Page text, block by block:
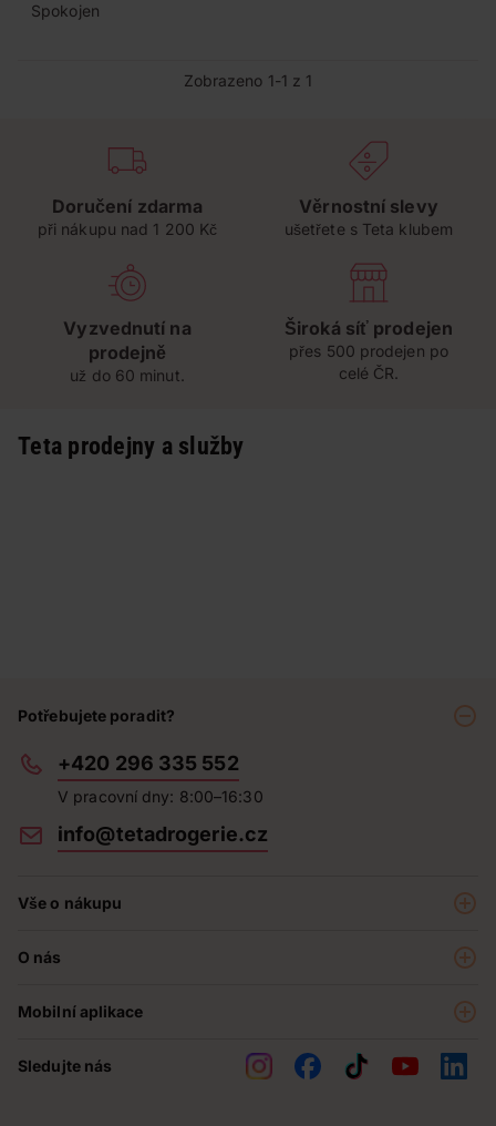
Spokojen
Zobrazeno 1-1 z 1
Doručení zdarma
při nákupu nad 1 200 Kč
Věrnostní slevy
ušetřete s Teta klubem
Vyzvednutí na
prodejně
už do 60 minut.
Široká síť prodejen
přes 500 prodejen po
celé ČR.
Teta prodejny a služby
Potřebujete poradit?
+420 296 335 552
V pracovní dny: 8:00–16:30
info@tetadrogerie.cz
Vše o nákupu
Prodejny
Obchodní podmínky
O nás
Teta pomáhá
Mobilní aplikace
Sledujte nás